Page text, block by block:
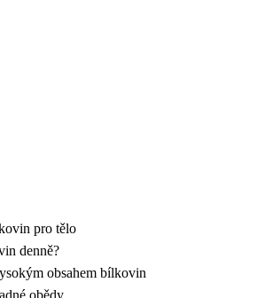
pro tělo
denně?
obsahem bílkovin